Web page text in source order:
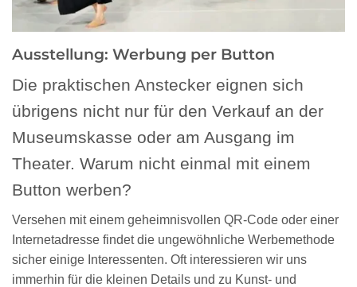
Ausstellung: Werbung per Button
Die praktischen Anstecker eignen sich
übrigens nicht nur für den Verkauf an der
Museumskasse oder am Ausgang im
Theater. Warum nicht einmal mit einem
Button werben?
Versehen mit einem geheimnisvollen QR-Code oder einer
Internetadresse findet die ungewöhnliche Werbemethode
sicher einige Interessenten. Oft interessieren wir uns
immerhin für die kleinen Details und zu Kunst- und